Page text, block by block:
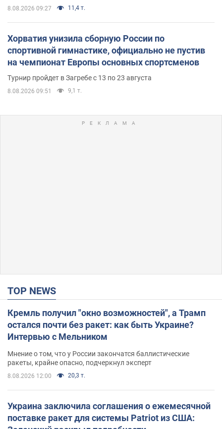
8.08.2026 09:27 11,4 т.
Хорватия унизила сборную России по
спортивной гимнастике, официально не пустив
на чемпионат Европы основных спортсменов
Турнир пройдет в Загребе с 13 по 23 августа
8.08.2026 09:51 9,1 т.
TOP NEWS
Кремль получил "окно возможностей", а Трамп
остался почти без ракет: как быть Украине?
Интервью с Мельником
Мнение о том, что у России закончатся баллистические
ракеты, крайне опасно, подчеркнул эксперт
8.08.2026 12:00 20,3 т.
Украина заключила соглашения о ежемесячной
поставке ракет для системы Patriot из США: